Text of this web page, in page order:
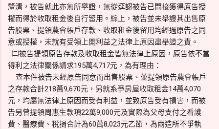
釐清，被告就此亦無所舉證，無從逕認被告已間接獲得原告授
權而得於收取租金後自行留用。綜上，被告並未舉證其出售原
告股票、提領農會帳戶存款、收取租金後留用均經過原告之同
意或授權，未就有受領上開利益之法律上原因盡舉證之責。
㈡被告提領原告存款及收取租金皆無法律上原因，原告依不當
得利之法律關係請求195萬4,717元，為有理由：
查本件被告未經原告同意而出售股票、並提領原告農會帳戶
之存款合計218萬9,670元，另就系爭房屋收取租金14萬4,070
元，均屬無法律上原因而受有利益，並致原告受有損害，而被
告另曾提領周惠生款項22萬9,000元及實際為父母支付之看護
費、醫療費、稅捐合計為60萬8,023元乙節，為兩造所不爭執